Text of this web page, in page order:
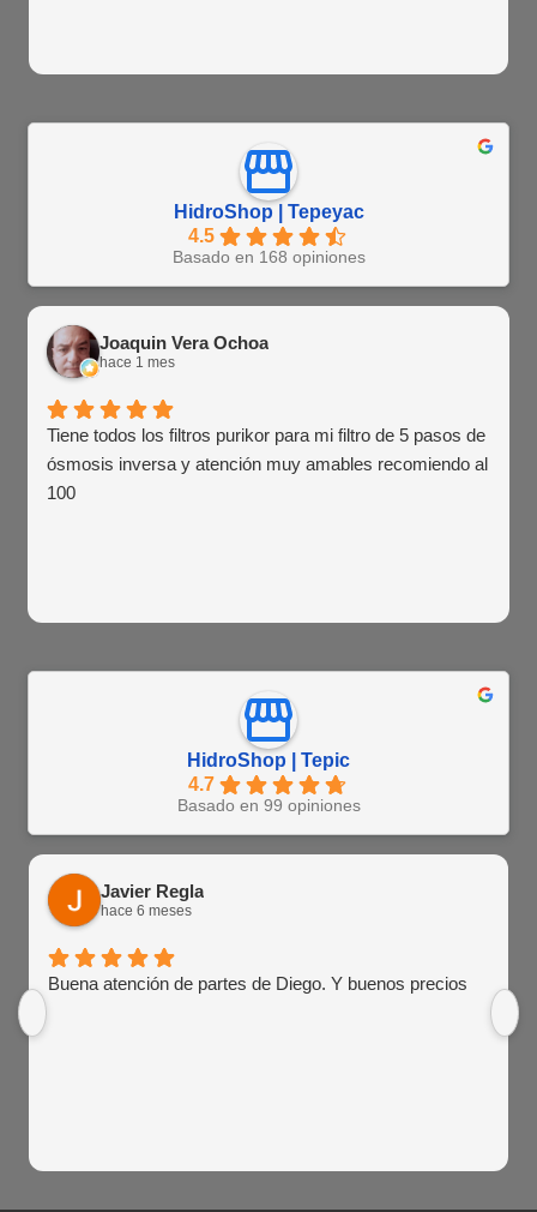
HidroShop | Tepeyac
4.5
Basado en 168 opiniones
Joaquin Vera Ochoa
hace 1 mes
Tiene todos los filtros purikor para mi filtro de 5 pasos de
ósmosis inversa y atención muy amables recomiendo al
100
HidroShop | Tepic
4.7
Basado en 99 opiniones
Javier Regla
hace 6 meses
Buena atención de partes de Diego. Y buenos precios